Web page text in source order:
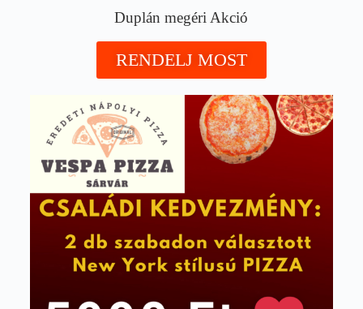
Duplán megéri Akció
RENDELJ MOST